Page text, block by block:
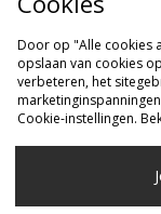
SNEL KOPEN
Door op "Alle cookies
opslaan van cookies
verbeteren, het
Cookie-instellingen.